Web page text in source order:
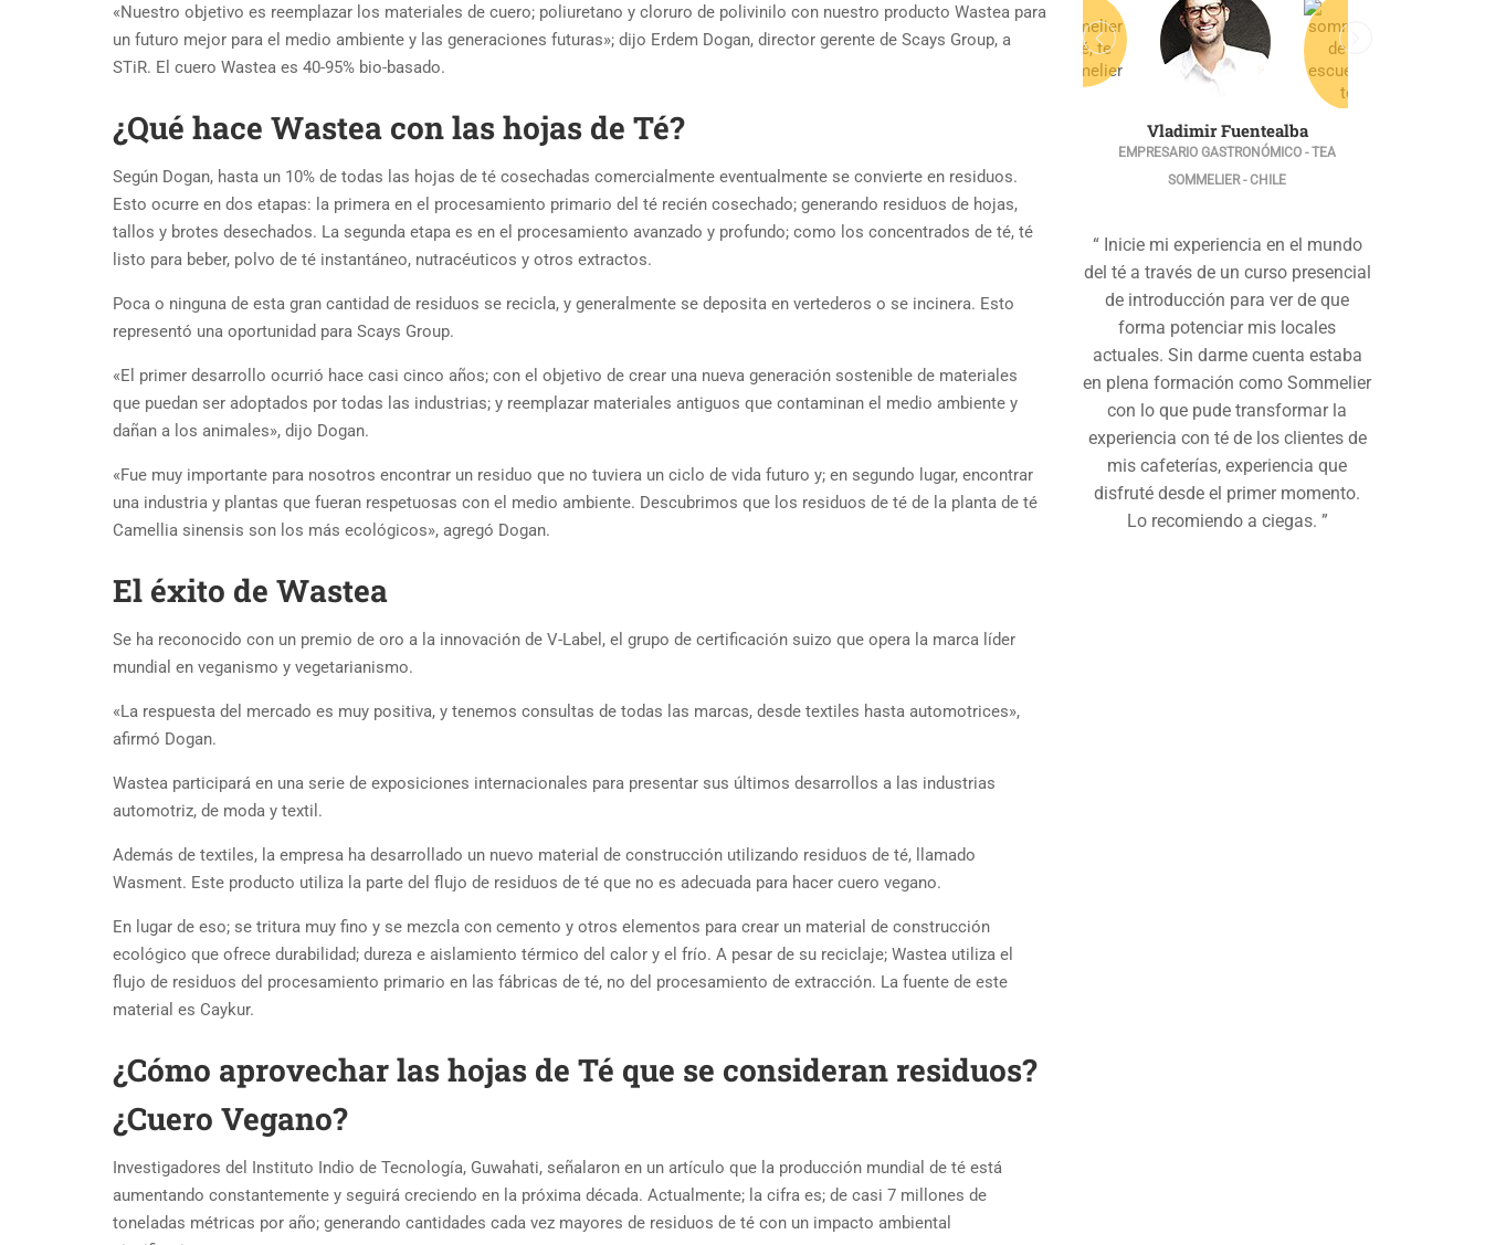
«Nuestro objetivo es reemplazar los materiales de cuero; poliuretano y cloruro de polivinilo con nuestro producto Wastea para
un futuro mejor para el medio ambiente y las generaciones futuras»; dijo Erdem Dogan, director gerente de Scays Group, a
STiR. El cuero Wastea es 40-95% bio-basado.
¿Qué hace Wastea con las hojas de Té?
Según Dogan, hasta un 10% de todas las hojas de té cosechadas comercialmente eventualmente se convierte en residuos.
Esto ocurre en dos etapas: la primera en el procesamiento primario del té recién cosechado; generando residuos de hojas,
tallos y brotes desechados. La segunda etapa es en el procesamiento avanzado y profundo; como los concentrados de té, té
listo para beber, polvo de té instantáneo, nutracéuticos y otros extractos.
Poca o ninguna de esta gran cantidad de residuos se recicla, y generalmente se deposita en vertederos o se incinera. Esto
representó una oportunidad para Scays Group.
«El primer desarrollo ocurrió hace casi cinco años; con el objetivo de crear una nueva generación sostenible de materiales
que puedan ser adoptados por todas las industrias; y reemplazar materiales antiguos que contaminan el medio ambiente y
dañan a los animales», dijo Dogan.
«Fue muy importante para nosotros encontrar un residuo que no tuviera un ciclo de vida futuro y; en segundo lugar, encontrar
una industria y plantas que fueran respetuosas con el medio ambiente. Descubrimos que los residuos de té de la planta de té
Camellia sinensis son los más ecológicos», agregó Dogan.
El éxito de Wastea
Se ha reconocido con un premio de oro a la innovación de V-Label, el grupo de certificación suizo que opera la marca líder
mundial en veganismo y vegetarianismo.
«La respuesta del mercado es muy positiva, y tenemos consultas de todas las marcas, desde textiles hasta automotrices»,
afirmó Dogan.
Wastea participará en una serie de exposiciones internacionales para presentar sus últimos desarrollos a las industrias
automotriz, de moda y textil.
Además de textiles, la empresa ha desarrollado un nuevo material de construcción utilizando residuos de té, llamado
Wasment. Este producto utiliza la parte del flujo de residuos de té que no es adecuada para hacer cuero vegano.
En lugar de eso; se tritura muy fino y se mezcla con cemento y otros elementos para crear un material de construcción
ecológico que ofrece durabilidad; dureza e aislamiento térmico del calor y el frío. A pesar de su reciclaje; Wastea utiliza el
flujo de residuos del procesamiento primario en las fábricas de té, no del procesamiento de extracción. La fuente de este
material es Caykur.
¿Cómo aprovechar las hojas de Té que se consideran residuos?
¿Cuero Vegano?
Investigadores del Instituto Indio de Tecnología, Guwahati, señalaron en un artículo que la producción mundial de té está
aumentando constantemente y seguirá creciendo en la próxima década. Actualmente; la cifra es; de casi 7 millones de
toneladas métricas por año; generando cantidades cada vez mayores de residuos de té con un impacto ambiental
Vladimir Fuentealba
EMPRESARIO GASTRONÓMICO - TEA
SOMMELIER - CHILE
“ Inicie mi experiencia en el mundo
del té a través de un curso presencial
de introducción para ver de que
forma potenciar mis locales
actuales. Sin darme cuenta estaba
en plena formación como Sommelier
con lo que pude transformar la
experiencia con té de los clientes de
mis cafeterías, experiencia que
disfruté desde el primer momento.
Lo recomiendo a ciegas. ”